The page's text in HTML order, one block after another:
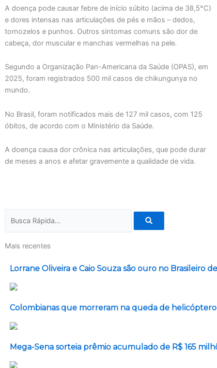
A doença pode causar febre de início súbito (acima de 38,5°C)
e dores intensas nas articulações de pés e mãos – dedos,
tornozelos e punhos. Outros sintomas comuns são dor de
cabeça, dor muscular e manchas vermelhas na pele.
Segundo a Organização Pan-Americana da Saúde (OPAS), em
2025, foram registrados 500 mil casos de chikungunya no
mundo.
No Brasil, foram notificados mais de 127 mil casos, com 125
óbitos, de acordo com o Ministério da Saúde.
A doença causa dor crônica nas articulações, que pode durar
de meses a anos e afetar gravemente a qualidade de vida.
Mais recentes
Lorrane Oliveira e Caio Souza são ouro no Brasileiro
Colombianas que morreram na queda de
Mega-Sena sorteia prêmio acumulado de R$ 165